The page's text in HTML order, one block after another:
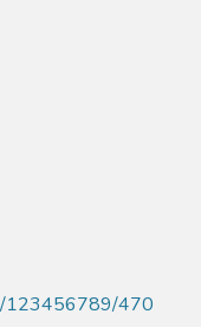
123456789/470